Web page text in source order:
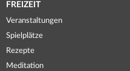
FREIZEIT
Veranstaltungen
Spielplätze
Rezepte
Meditation